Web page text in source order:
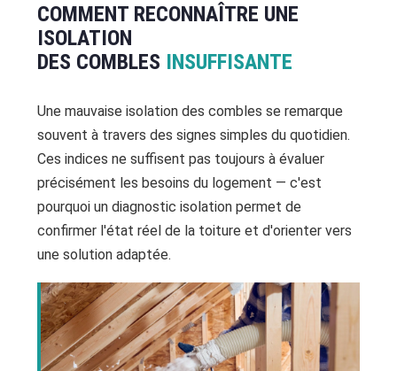
COMMENT RECONNAÎTRE UNE
ISOLATION
DES COMBLES INSUFFISANTE
Une mauvaise isolation des combles se remarque
souvent à travers des signes simples du quotidien.
Ces indices ne suffisent pas toujours à évaluer
précisément les besoins du logement — c'est
pourquoi un diagnostic isolation permet de
confirmer l'état réel de la toiture et d'orienter vers
une solution adaptée.